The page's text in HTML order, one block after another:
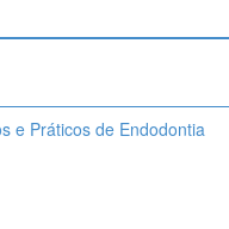
e Práticos de Endodontia